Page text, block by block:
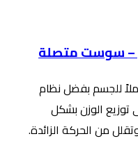
للجسم بفضل نظام
الوزن بشكل
من الحركة الزائدة.